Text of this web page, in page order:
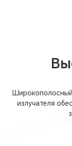
излучателя